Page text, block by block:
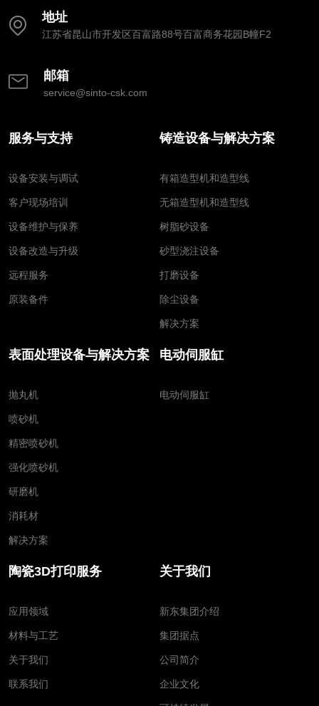
地址
江苏省昆山市开发区百富路88号百富商务花园B幢F2
邮箱
service@sinto-csk.com
服务与支持
设备安装与调试
客户现场培训
设备维护与保养
设备改造与升级
远程服务
原装备件
铸造设备与解决方案
有箱造型机和造型线
无箱造型机和造型线
树脂砂设备
砂型浇注设备
打磨设备
除尘设备
解决方案
表面处理设备与解决方案
抛丸机
喷砂机
精密喷砂机
强化喷砂机
研磨机
消耗材
解决方案
电动伺服缸
电动伺服缸
陶瓷3D打印服务
应用领域
材料与工艺
关于我们
联系我们
关于我们
新东集团介绍
集团据点
公司简介
企业文化